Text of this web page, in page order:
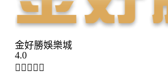
金好勝娛樂城
4.0
    